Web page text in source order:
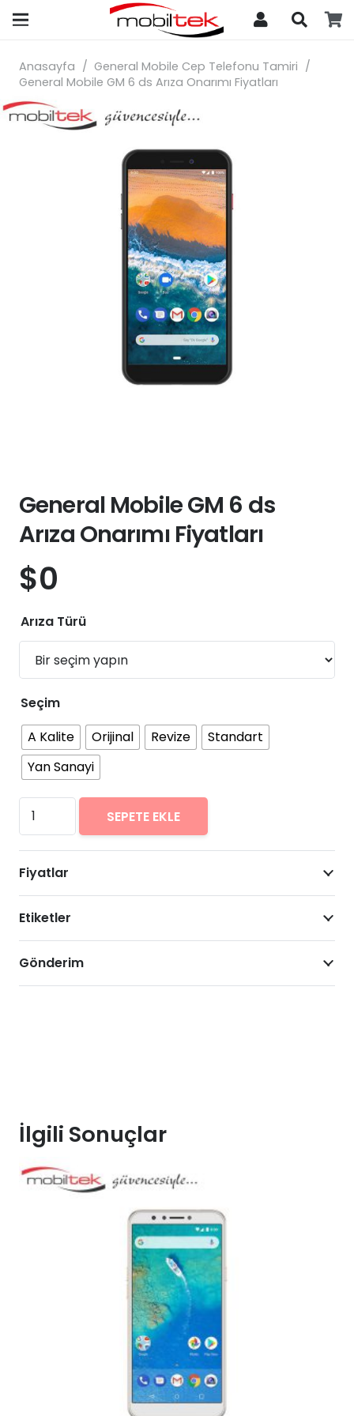
Anasayfa / General Mobile Cep Telefonu Tamiri /
General Mobile GM 6 ds Arıza Onarımı Fiyatları
General Mobile GM 6 ds
Arıza Onarımı Fiyatları
$0
Arıza Türü
Seçim
A Kalite
Orijinal Revize
Standart
Yan Sanayi
General
Mobile
GM
6
ds
Arıza
Onarımı
Fiyatları
adet
SEPETE EKLE
Fiyatlar
Etiketler
Gönderim
İlgili Sonuçlar